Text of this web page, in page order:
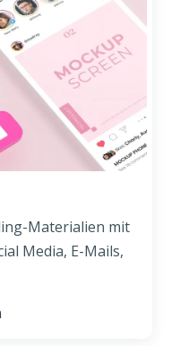
Materialien mit
Media, E-Mails,